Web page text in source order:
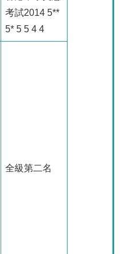
考試2014 5**
5* 5 5 4 4
全級第二名